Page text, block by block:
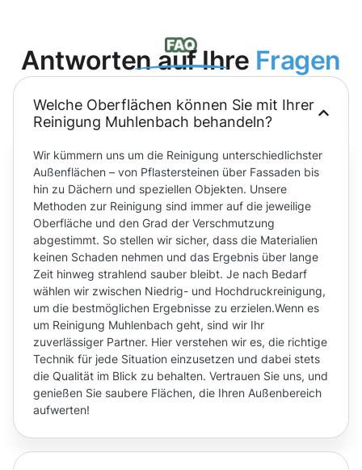
Antworten auf Ihre Fragen
Welche Oberflächen können Sie mit Ihrer
Reinigung Muhlenbach behandeln?
Wir kümmern uns um die Reinigung unterschiedlichster
Außenflächen – von Pflastersteinen über Fassaden bis
hin zu Dächern und speziellen Objekten. Unsere
Methoden zur Reinigung sind immer auf die jeweilige
Oberfläche und den Grad der Verschmutzung
abgestimmt. So stellen wir sicher, dass die Materialien
keinen Schaden nehmen und das Ergebnis über lange
Zeit hinweg strahlend sauber bleibt. Je nach Bedarf
wählen wir zwischen Niedrig- und Hochdruckreinigung,
um die bestmöglichen Ergebnisse zu erzielen.Wenn es
um Reinigung Muhlenbach geht, sind wir Ihr
zuverlässiger Partner. Hier verstehen wir es, die richtige
Technik für jede Situation einzusetzen und dabei stets
die Qualität im Blick zu behalten. Vertrauen Sie uns, und
genießen Sie saubere Flächen, die Ihren Außenbereich
aufwerten!